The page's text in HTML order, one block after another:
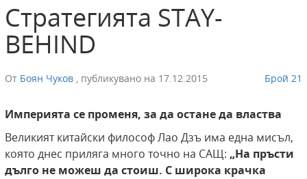
Стратегията STAY-
BEHIND
От Боян Чуков , публикувано на 17.12.2015 Брой 21
Империята се променя, за да остане да властва
Великият китайски философ Лао Дзъ има една мисъл,
която днес приляга много точно на САЩ: „На пръсти
дълго не можеш да стоиш. С широка крачка